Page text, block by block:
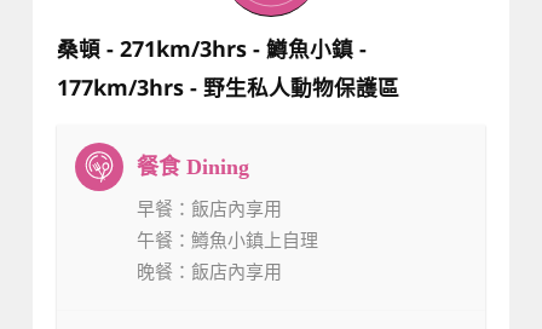
桑頓 - 271km/3hrs - 鱒魚小鎮 -
177km/3hrs - 野生私人動物保護區
早餐 ：飯店內享用
午餐 ：鱒魚小鎮上自理
晚餐 ：飯店內享用